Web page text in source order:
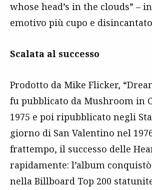
whose head’s in the clouds” –
emotivo più cupo e
Scalata al successo
Prodotto da Mike Flicker,
fu pubblicato da Mushroom in
1975 e poi ripubblicato negli
giorno di San Valentino nel
frattempo, il successo delle
rapidamente: l’album
nella Billboard Top 200